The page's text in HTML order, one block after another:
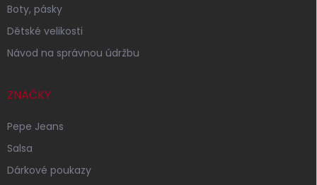
Boty, pásky
Dětské velikosti
Návod na správnou údržbu
ZNAČKY
Pepe Jeans
Salsa
Dárkové poukazy